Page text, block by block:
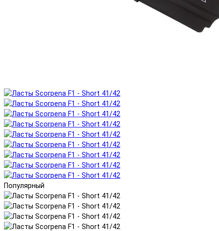
Популярный